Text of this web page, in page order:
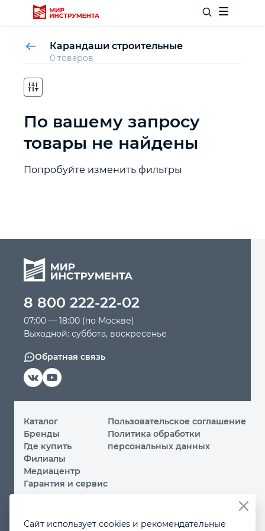
Отделочный инструмент
Слесарный инструмент
Силовое оборудование
Крепежный инструмент
Режущий инструмент
Карандаши строительные
0 товаров
По вашему запросу
товары не найдены
Попробуйте изменить фильтры
8 800 222-22-02
07:00 — 18:00 (по Москве)
Выходной: суббота, воскресенье
Обратная связь
Каталог
Бренды
Где купить
Филиалы
Медиацентр
Гарантия и сервис
Пользовательское соглашение
Политика обработки
персональных данных
Сайт использует cookies и рекомендательные